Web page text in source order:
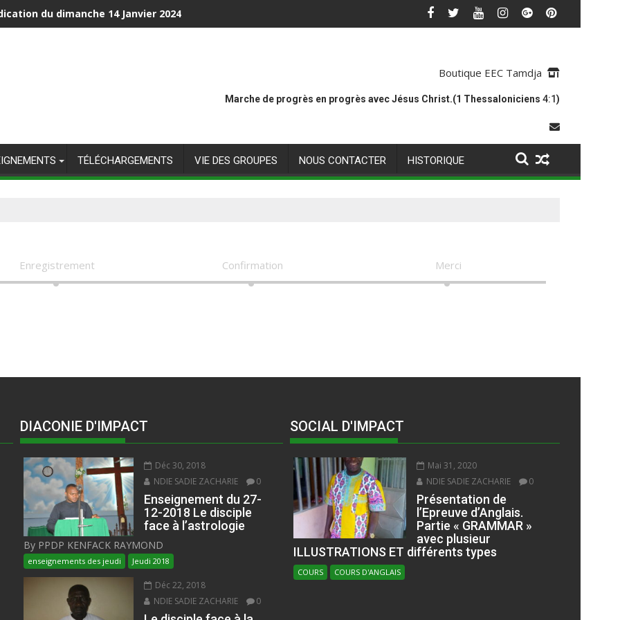
du dimanche 14 Janvier 2024
Boutique EEC Tamdja
Marche de progrès en progrès avec Jésus Christ.(1 Thessaloniciens 4:1)
TÉLÉCHARGEMENTS VIE DES GROUPES NOUS CONTACTER HISTORIQUE
Enregistrement Confirmation Merci
DIACONIE D'IMPACT
Déc 30, 2018
NDIE SADIE ZACHARIE
0
Enseignement du 27-
12-2018 Le disciple
face à l’astrologie
By PPDP KENFACK RAYMOND
enseignements des jeudi Jeudi 2018
Déc 22, 2018
NDIE SADIE ZACHARIE
0
SOCIAL D'IMPACT
Mai 31, 2020
NDIE SADIE ZACHARIE
0
Présentation de
l’Epreuve d’Anglais.
Partie « GRAMMAR »
avec plusieur
ILLUSTRATIONS ET différents types
COURS COURS D'ANGLAIS